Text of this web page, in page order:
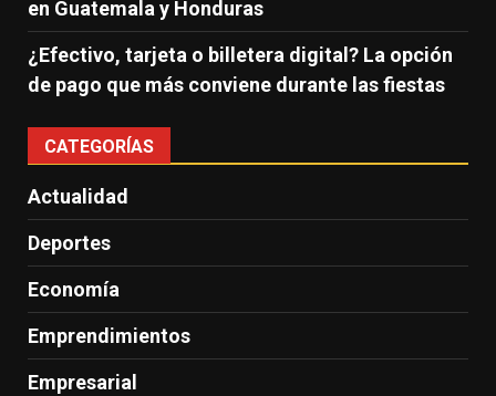
en Guatemala y Honduras
¿Efectivo, tarjeta o billetera digital? La opción
de pago que más conviene durante las fiestas
CATEGORÍAS
Actualidad
Deportes
Economía
Emprendimientos
Empresarial